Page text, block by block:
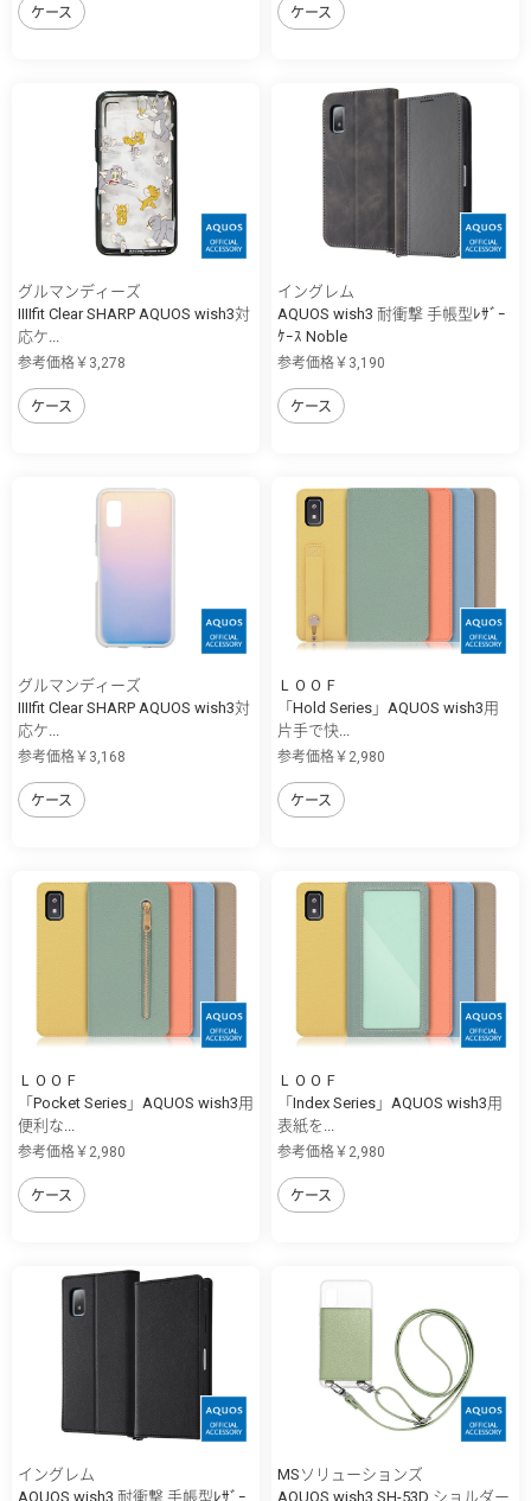
ケース ケース
グルマンディーズ
IIIIfit Clear SHARP AQUOS wish3対
応ケ...
参考価格￥3,278
ケース
イングレム
AQUOS wish3 耐衝撃 手帳型ﾚｻﾞｰ
ｹｰｽ Noble
参考価格￥3,190
ケース
グルマンディーズ
IIIIfit Clear SHARP AQUOS wish3対
応ケ...
参考価格￥3,168
ケース
ＬＯＯＦ
「Hold Series」AQUOS wish3用
片手で快...
参考価格￥2,980
ケース
ＬＯＯＦ
「Pocket Series」AQUOS wish3用
便利な...
参考価格￥2,980
ケース
ＬＯＯＦ
「Index Series」AQUOS wish3用
表紙を...
参考価格￥2,980
ケース
イングレム
AQUOS wish3 耐衝撃 手帳型ﾚｻﾞｰ
MSソリューションズ
AQUOS wish3 SH-53D ショルダー